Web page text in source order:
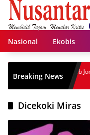
Langsung
konten
Nasional
Ekobis
Breaking News
ke-81 RI, Pemkab Jombang
Dicekoki Miras